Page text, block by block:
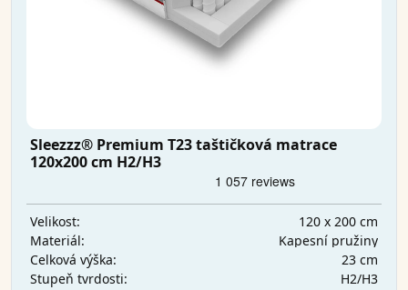
Sleezzz® Premium T23 taštičková matrace
120x200 cm H2/H3
Velikost:
120 x 200 cm
Materiál:
Kapesní pružiny
Celková výška:
23 cm
Stupeň tvrdosti:
H2/H3